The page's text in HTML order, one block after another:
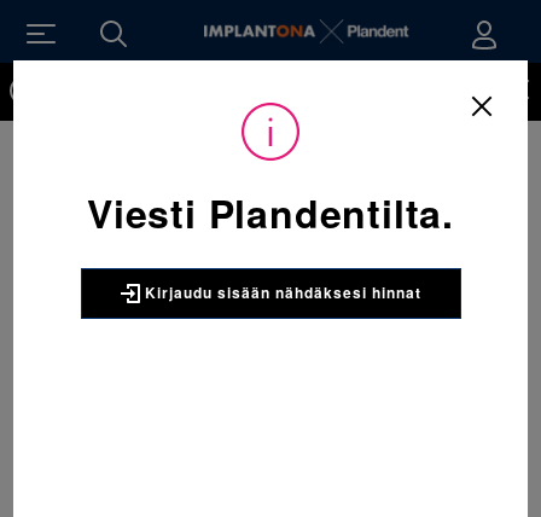
Viesti Plandentilta.
Kirjaudu sisään nähdäksesi hinnat